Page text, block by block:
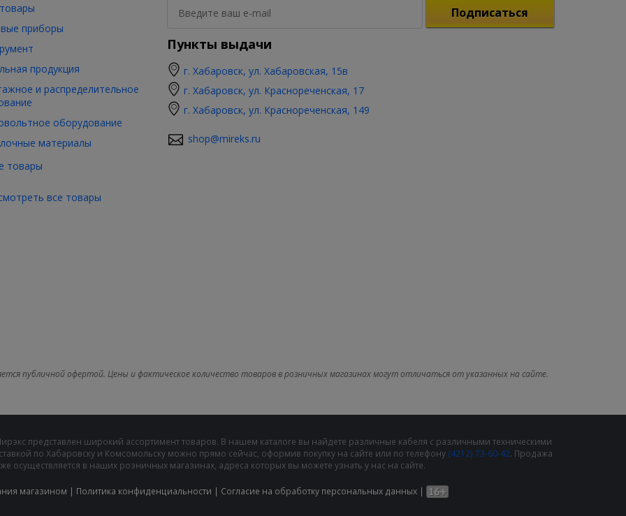
товары
приборы
продукция
и распределительное
оборудование
материалы
все товары
Подписаться
Пункты выдачи
г. Хабаровск, ул. Хабаровская, 15в
г. Хабаровск, ул. Краснореченская, 17
г. Хабаровск, ул. Краснореченская, 149
shop@mireks.ru
публичной офертой. Цены и фактическое количество товаров в розничных магазинах могут отличаться от указанных на сайте.
представлен широкий ассортимент товаров. В нашем каталоге вы найдете различные кабеля с различными техническими
по Хабаровску и Комсомольску можно прямо сейчас, оформив покупку на сайте или по телефону (4212) 73-60-42. Продажа
осуществляется в наших розничных магазинах, адреса которых вы можете узнать у нас на сайте.
магазином | Политика конфиденциальности | Cогласие на обработку персональных данных |